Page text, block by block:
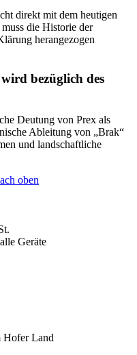
direkt mit dem heutigen
die Historie der
herangezogen
bezüglich des
Deutung von Prex als
Ableitung von „Brak“
und landschaftliche
oben
Geräte
Hofer Land